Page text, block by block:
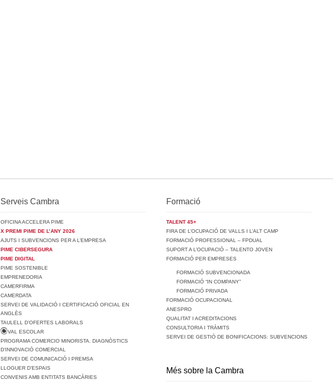
Serveis Cambra
OFICINA ACCELERA PIME
X PREMI PIME DE L’ANY 2026
AJUTS I SUBVENCIONS PER A L’EMPRESA
PIME CIBERSEGURA
PIME DIGITAL
PIME SOSTENIBLE
EMPRENEDORIA
CAMERFIRMA
CAMERDATA
SERVEI DE VALIDACIÓ I CERTIFICACIÓ OFICIAL EN
ANGLÈS
TAULELL D’OFERTES LABORALS
VAL ESCOLAR
PROGRAMA COMERCIO MINORISTA. DIAGNÒSTICS
D’INNOVACIÓ COMERCIAL
SERVEI DE COMUNICACIÓ I PREMSA
LLOGUER D’ESPAIS
CONVENIS AMB ENTITATS BANCÀRIES
Formació
TALENT 45+
FIRA DE L’OCUPACIÓ DE VALLS I L’ALT CAMP
FORMACIÓ PROFESSIONAL – FPDUAL
SUPORT A L’OCUPACIÓ – TALENTO JOVEN
FORMACIÓ PER EMPRESES
FORMACIÓ SUBVENCIONADA
FORMACIÓ “IN COMPANY”
FORMACIÓ PRIVADA
FORMACIÓ OCUPACIONAL
ANESPRO
QUALITAT I ACREDITACIONS
CONSULTORIA I TRÀMITS
SERVEI DE GESTIÓ DE BONIFICACIONS: SUBVENCIONS
Més sobre la Cambra